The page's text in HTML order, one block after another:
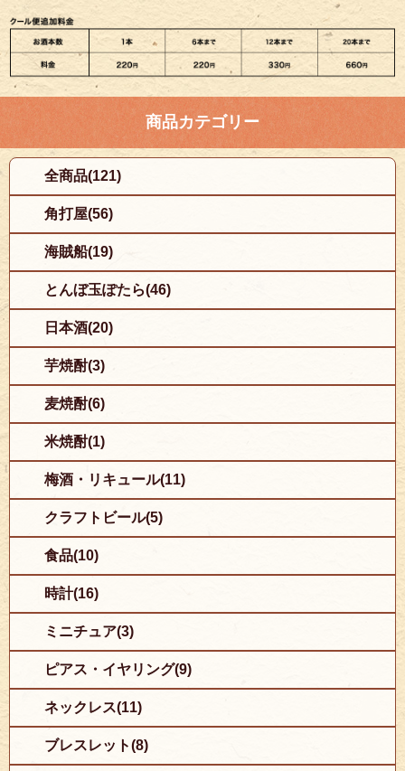
商品カテゴリー
全商品(121)
角打屋(56)
海賊船(19)
とんぼ玉ぽたら(46)
日本酒(20)
芋焼酎(3)
麦焼酎(6)
米焼酎(1)
梅酒・リキュール(11)
クラフトビール(5)
食品(10)
時計(16)
ミニチュア(3)
ピアス・イヤリング(9)
ネックレス(11)
ブレスレット(8)